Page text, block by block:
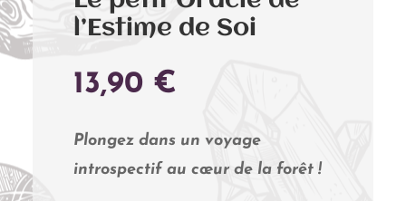
l’Estime de Soi
13,90 €
Plongez dans un voyage
introspectif au cœur de la forêt !